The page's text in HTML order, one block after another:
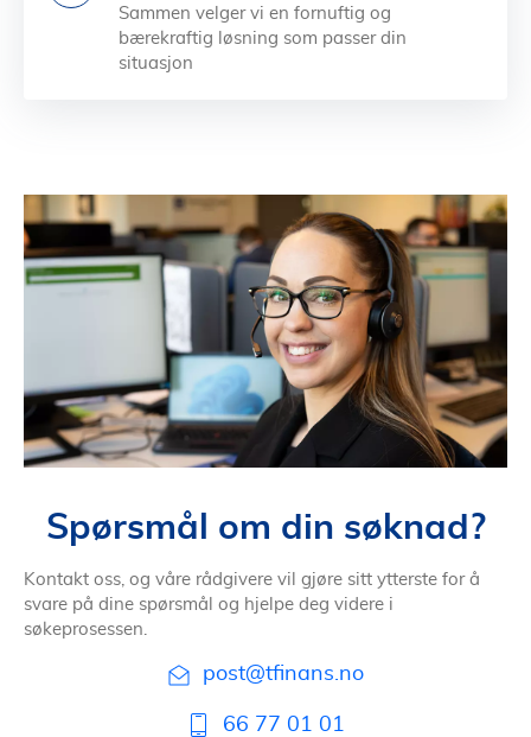
Sammen velger vi en fornuftig og
bærekraftig løsning som passer din
situasjon
Spørsmål om din søknad?
Kontakt oss, og våre rådgivere vil gjøre sitt ytterste for å
svare på dine spørsmål og hjelpe deg videre i
søkeprosessen.
post@tfinans.no
66 77 01 01